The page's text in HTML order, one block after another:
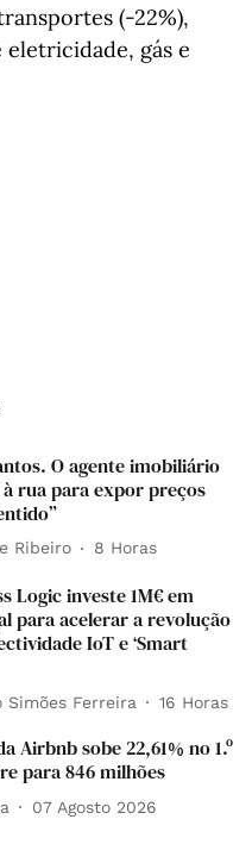
(-22%),
eletricidade, gás e
O agente imobiliário
à rua para expor preços
Ribeiro 8 Horas
Logic investe 1M€ em
para acelerar a revolução
IoT e ‘Smart
Simões Ferreira 16 Horas
Airbnb sobe 22,61% no 1.º
para 846 milhões
07 Agosto 2026